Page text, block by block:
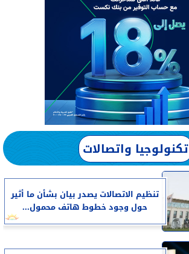
تكنولوجيا واتصالات
تنظيم الاتصالات يصدر بيان بشأن ما أثير
حول وجود خطوط هاتف محمول...